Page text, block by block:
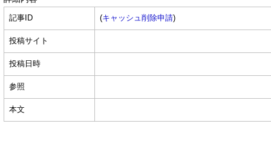
記事ID (キャッシュ削除申請)
投稿サイト
投稿日時
参照
本文